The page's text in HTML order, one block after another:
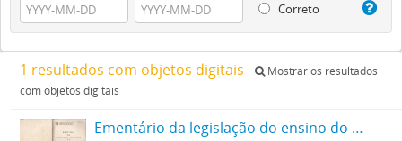
Correto
1 resultados com objetos digitais
Mostrar os resultados
com objetos digitais
Ementário da legislação do ensino do Estado de Santa Catarina (1835/1979)